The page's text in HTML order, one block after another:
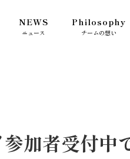
ニュース
NEWS
チームの想い
Philosophy
加者受付中